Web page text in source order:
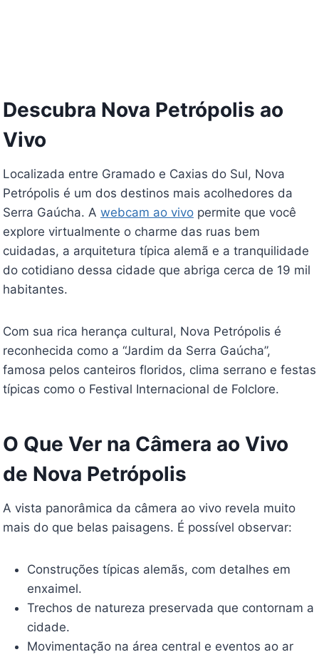
Descubra Nova Petrópolis ao
Vivo
Localizada entre Gramado e Caxias do Sul, Nova
Petrópolis é um dos destinos mais acolhedores da
Serra Gaúcha. A webcam ao vivo permite que você
explore virtualmente o charme das ruas bem
cuidadas, a arquitetura típica alemã e a tranquilidade
do cotidiano dessa cidade que abriga cerca de 19 mil
habitantes.
Com sua rica herança cultural, Nova Petrópolis é
reconhecida como a “Jardim da Serra Gaúcha”,
famosa pelos canteiros floridos, clima serrano e festas
típicas como o Festival Internacional de Folclore.
O Que Ver na Câmera ao Vivo
de Nova Petrópolis
A vista panorâmica da câmera ao vivo revela muito
mais do que belas paisagens. É possível observar:
Construções típicas alemãs, com detalhes em
enxaimel.
Trechos de natureza preservada que contornam a
cidade.
Movimentação na área central e eventos ao ar